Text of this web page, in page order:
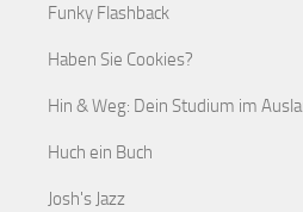
Funky Flashback
Haben Sie Cookies?
Hin & Weg: Dein Studium im
Huch ein Buch
Josh's Jazz